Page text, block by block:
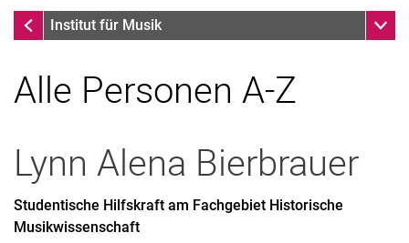
Suchen (öffnet externen Link in einem
Personen
Institut für Musik
Alle Personen A-Z
Lynn Alena Bierbrauer
Studentische Hilfskraft am Fachgebiet Historische
Musikwissenschaft